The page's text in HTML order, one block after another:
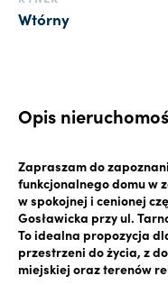
Wtórny
Opis
Zapraszam do
funkcjonalnego domu w
w spokojnej i cenionej
Gosławicka przy ul.
To idealna propozycja
przestrzeni do życia, z
miejskiej oraz terenów